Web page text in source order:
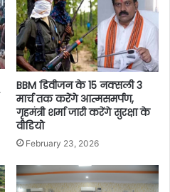
BBM डिवीजन के 15 नक्सली 3
मार्च तक करेंगे आत्मसमर्पण,
गृहमंत्री शर्मा जारी करेंगे सुरक्षा के
वीडियो
February 23, 2026